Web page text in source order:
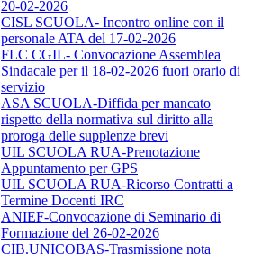
20-02-2026
CISL SCUOLA- Incontro online con il
personale ATA del 17-02-2026
FLC CGIL- Convocazione Assemblea
Sindacale per il 18-02-2026 fuori orario di
servizio
ASA SCUOLA-Diffida per mancato
rispetto della normativa sul diritto alla
proroga delle supplenze brevi
UIL SCUOLA RUA-Prenotazione
Appuntamento per GPS
UIL SCUOLA RUA-Ricorso Contratti a
Termine Docenti IRC
ANIEF-Convocazione di Seminario di
Formazione del 26-02-2026
CIB.UNICOBAS-Trasmissione nota